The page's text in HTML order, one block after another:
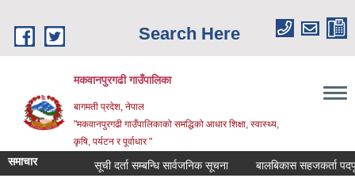
Search Here
मकवानपुरगढी गाउँपालिका
बागमती प्रदेश, नेपाल
"मकवानपुरगढी गाउँपालिकाको समद्धिको आधार शिक्षा, स्‍वास्‍थ्‍य,
कृषि, पर्यटन र पूर्वाधार "
समाचार सूची दर्ता सम्बन्धि सार्वजनिक सूचना बालबिकास सहजकर्ता पदपूर्तीका